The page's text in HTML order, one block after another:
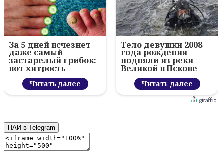
За 5 дней исчезнет
даже самый
застарелый грибок:
вот хитрость
Читать далее
Тело девушки 2008
года рождения
подняли из реки
Великой в Пскове
Читать далее
ПАИ в Telegram